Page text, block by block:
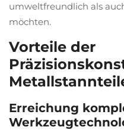
umweltfreundlich als
möchten.
Vorteile der
Erreichung